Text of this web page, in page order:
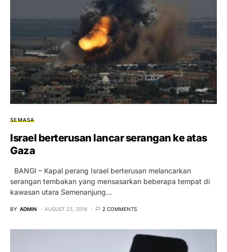
SEMASA
Israel berterusan lancar serangan ke atas
Gaza
BANGI – Kapal perang Israel berterusan melancarkan
serangan tembakan yang mensasarkan beberapa tempat di
kawasan utara Semenanjung…
BY ADMIN AUGUST 23, 2016 2 COMMENTS